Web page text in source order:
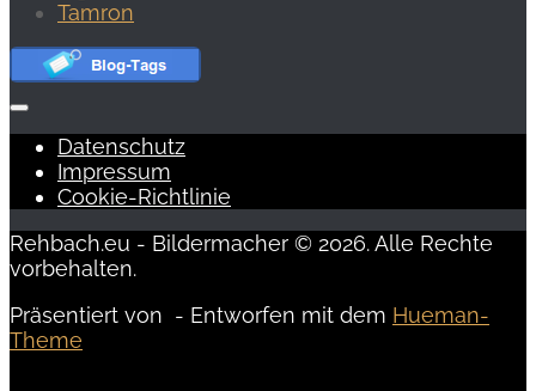
Tamron
Datenschutz
Impressum
Cookie-Richtlinie
Rehbach.eu - Bildermacher © 2026. Alle Rechte
vorbehalten.
Präsentiert von - Entworfen mit dem Hueman-
Theme